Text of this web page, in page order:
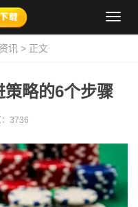
导
资讯 > 正文
略的6个步骤
3736